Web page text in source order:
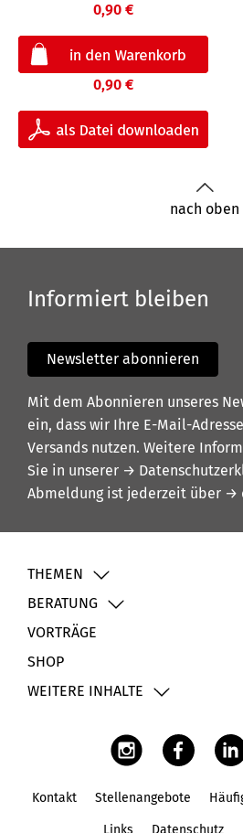
0,90 €
0,90 €
nach oben
Informiert bleiben
Newsletter abonnieren
Mit dem Abonnieren unseres
ein, dass wir Ihre E-Mail-
Versands nutzen. Weitere
Sie in unserer →
Abmeldung ist jederzeit über →
THEMEN
BERATUNG
VORTRÄGE
SHOP
WEITERE INHALTE
Kontakt Stellenangebote